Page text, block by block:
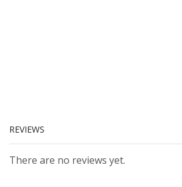
REVIEWS
There are no reviews yet.